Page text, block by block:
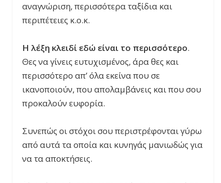
αναγνώριση, περισσότερα ταξίδια και
περιπέτειες κ.ο.κ.
Η λέξη κλειδί εδώ είναι το περισσότερο.
Θες να γίνεις ευτυχισμένος, άρα θες και
περισσότερο απ’ όλα εκείνα που σε
ικανοποιούν, που απολαμβάνεις και που σου
προκαλούν ευφορία.
Συνεπώς οι στόχοι σου περιστρέφονται γύρω
από αυτά τα οποία και κυνηγάς μανιωδώς για
να τα αποκτήσεις.